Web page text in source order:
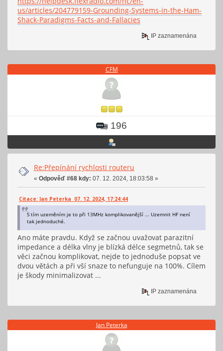
us/articles/204779159-Grounding-Systems-in-the-Ham-
Shack-Paradigms-Facts-and-Fallacies
IP zaznamenána
CFM
196
Re:Přepínání rychlosti routeru
« Odpověď #68 kdy: 07. 12. 2024, 18:03:58 »
Citace: Jan Peterka 07. 12. 2024, 17:24:44
S tím uzeměním je to při 13MHz komplikovanější ... Uzemnit HF není
tak jednoduché.
Ano máte pravdu. Když se začnou uvažovat parazitní
impedance a délka vlny je blízká délce segmetnů, tak se
věci začnou komplikovat, nejde to jednoduše popsat ve
dvou větách a při vší snaze to nefunguje na 100%. Cílem
je škody minimalizovat ...
IP zaznamenána
Jan Peterka